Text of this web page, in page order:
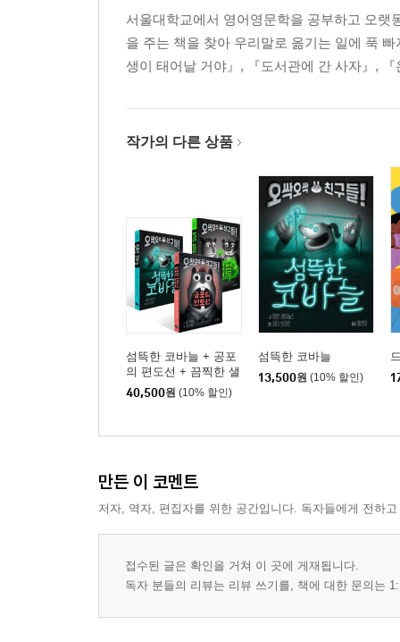
서울대학교에서 영어영문학을 공부하고 오
을 주는 책을 찾아 우리말로 옮기는 일에 푹
생이 태어날 거야』, 『도서관에 간 사자』,
작가의 다른 상품
섬뜩한 코바늘 + 공포
의 편도선 + 끔찍한 샐
러드 세트
40,500원 (10% 할인)
섬뜩한 코바늘
13,500원 (10% 할인)
만든 이 코멘트
저자, 역자, 편집자를 위한 공간입니다. 독자들에게 전하
접수된 글은 확인을 거쳐 이 곳에 게재됩니다.
독자 분들의 리뷰는 리뷰 쓰기를, 책에 대한 문의는